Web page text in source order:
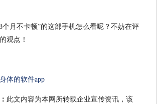
个月不卡顿”的这部手机怎么看呢？不妨在评
观点！
体的软件app
此文内容为本网所转载企业宣传资讯，该